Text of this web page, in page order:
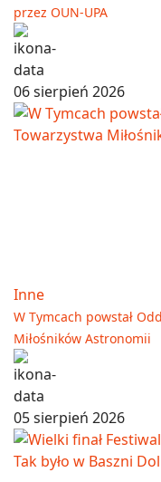
przez OUN-UPA
06 sierpień 2026
Inne
W Tymcach powstał
Miłośników Astronomii
05 sierpień 2026